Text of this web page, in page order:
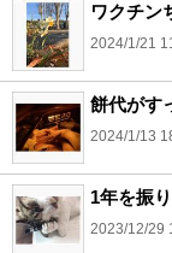
ワクチン
2024/1/21
餅代がす
2024/1/13
1年を振
2023/12/29